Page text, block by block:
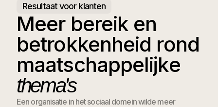
Resultaat voor klanten
Meer bereik en
betrokkenheid rond
maatschappelijke
thema's
Een organisatie in het sociaal domein wilde meer